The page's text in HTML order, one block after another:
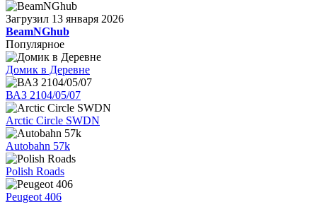
Загрузил 13 января 2026
BeamNGhub
Популярное
Домик в Деревне
ВАЗ 2104/05/07
Arctic Circle SWDN
Autobahn 57k
Polish Roads
Peugeot 406